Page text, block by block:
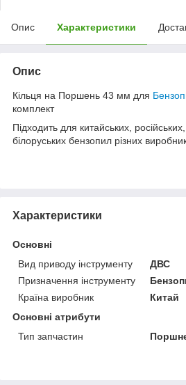
Опис Характеристики
Опис
Кільця на Поршень 43 мм для
комплект
Підходить для китайських, російських,
білоруських бензопил різних
Характеристики
Основні
Вид приводу інструменту
ДВС
Призначення інструменту
Країна виробник
Китай
Основні атрибути
Тип запчастин